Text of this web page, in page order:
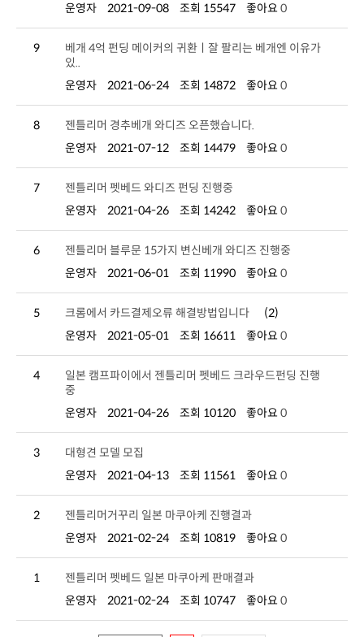
운영자
2021-09-08 조회 15547 좋아요 0
9
있..
운영자
2021-06-24 조회 14872 좋아요 0
8
젠틀리머 경추베개 와디즈 오픈했습니다.
운영자
2021-07-12 조회 14479 좋아요 0
7
젠틀리머 펫베드 와디즈 펀딩 진행중
운영자
2021-04-26 조회 14242 좋아요 0
6
젠틀리머 블루문 15가지 변신베개 와디즈 진행중
운영자
2021-06-01 조회 11990 좋아요 0
5 크롬에서 카드결제오류 해결방법입니다
(2)
운영자
2021-05-01 조회 16611 좋아요 0
4
중
운영자
2021-04-26 조회 10120 좋아요 0
3
대형견 모델 모집
운영자
2021-04-13 조회 11561 좋아요 0
2
젠틀리머거꾸리 일본 마쿠아케 진행결과
운영자
2021-02-24 조회 10819 좋아요 0
1
젠틀리머 펫베드 일본 마쿠아케 판매결과
운영자
2021-02-24 조회 10747 좋아요 0